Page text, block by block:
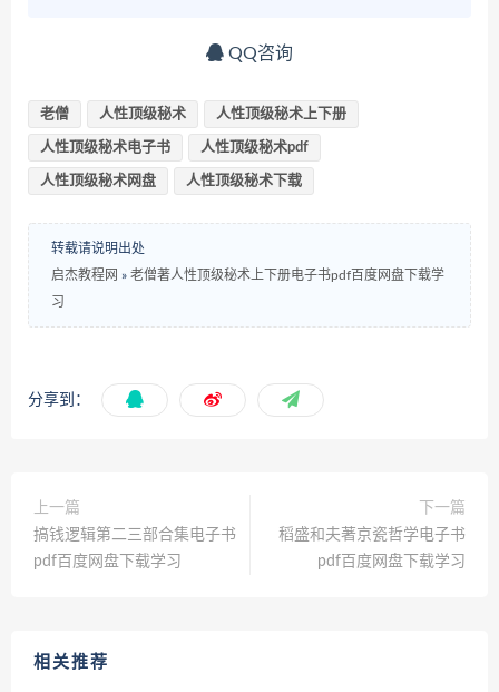
QQ咨询
老僧 人性顶级秘术 人性顶级秘术上下册
人性顶级秘术电子书 人性顶级秘术pdf
人性顶级秘术网盘 人性顶级秘术下载
转载请说明出处
启杰教程网 » 老僧著人性顶级秘术上下册电子书pdf百度网盘下载学
习
分享到：
上一篇
搞钱逻辑第二三部合集电子书
pdf百度网盘下载学习
下一篇
稻盛和夫著京瓷哲学电子书
pdf百度网盘下载学习
相关推荐